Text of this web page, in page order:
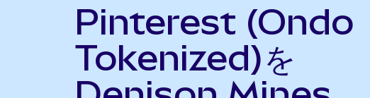
Pinterest (Ondo
Tokenized)を